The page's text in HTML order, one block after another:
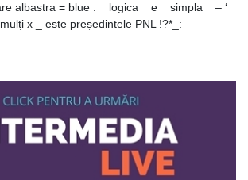
albastra = blue : _ logica _ e _ simpla _ – ‘
x _ este președintele PNL !?*_: